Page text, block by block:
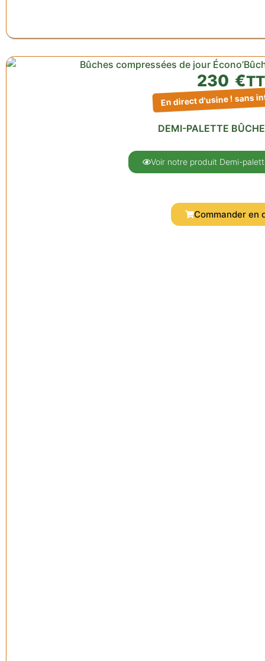
230 €
En direct d'usine ! sans
DEMI-PALETTE
Voir notre produit Demi-
Commander en